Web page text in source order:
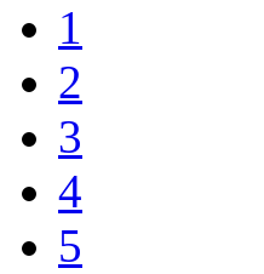
1
2
3
4
5